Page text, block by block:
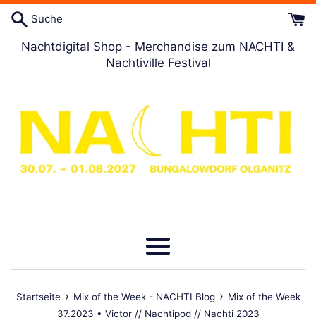
Direkt
zum
Artikel
Suche
Nachtdigital Shop - Merchandise zum NACHTI &
Nachtiville Festival
Menü
Startseite › Mix of the Week - NACHTI Blog › Mix of the Week
37.2023 • Victor // Nachtipod // Nachti 2023